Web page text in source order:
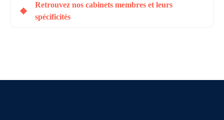
Retrouvez nos cabinets membres et leurs
spécificités